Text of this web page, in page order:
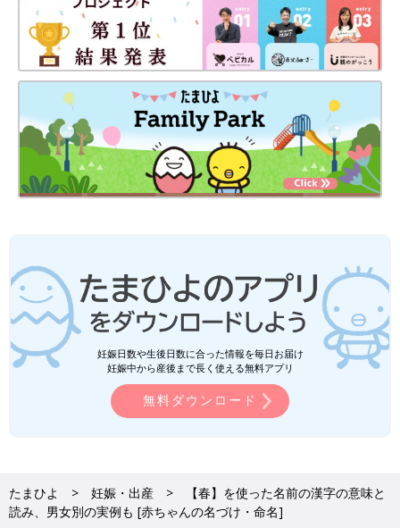
妊娠日数や生後日数に合った情報を毎日お届け
妊娠中から産後まで長く使える無料アプリ
無料ダウンロード
たまひよ 妊娠・出産
【春】を使った名前の漢字の意味と
読み、男女別の実例も [赤ちゃんの名づけ・命名]